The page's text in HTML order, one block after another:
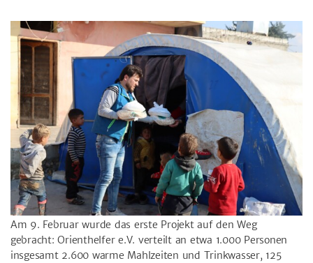
Am 9. Februar wurde das erste Projekt auf den Weg
gebracht: Orienthelfer e.V. verteilt an etwa 1.000 Personen
insgesamt 2.600 warme Mahlzeiten und Trinkwasser, 125